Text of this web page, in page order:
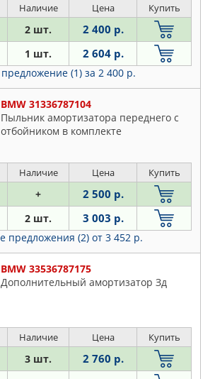
Наличие Цена Купить
2 шт. 2 400 р.
1 шт. 2 604 р.
(1) за 2 400 р.
BMW 31336787104
Пыльник амортизатора переднего с
отбойником в комплекте
Наличие Цена Купить
+ 2 500 р.
2 шт. 3 003 р.
предложения (2) от 3 452 р.
BMW 33536787175
Дополнительный амортизатор Зд
Наличие Цена Купить
3 шт. 2 760 р.